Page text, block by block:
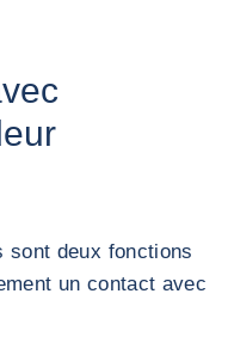
sont deux fonctions
un contact avec